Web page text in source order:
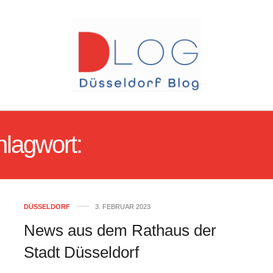
DÜSSELDORF 3. FEBRUAR 2023
News aus dem Rathaus der
Stadt Düsseldorf